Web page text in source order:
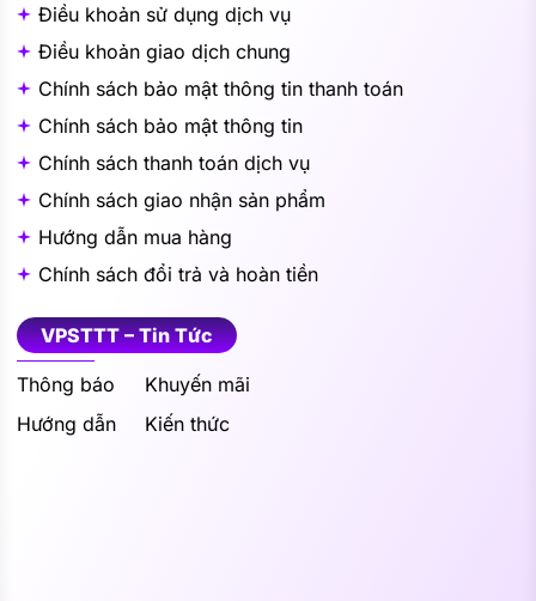
Điều khoản sử dụng dịch vụ
Điều khoản giao dịch chung
Chính sách bảo mật thông tin thanh toán
Chính sách bảo mật thông tin
Chính sách thanh toán dịch vụ
Chính sách giao nhận sản phẩm
Hướng dẫn mua hàng
Chính sách đổi trả và hoàn tiền
VPSTTT – Tin Tức
Thông báo
Khuyến mãi
Hướng dẫn
Kiến thức